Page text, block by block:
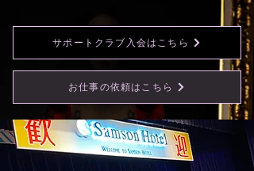
お仕事の依頼はこちら
サポートクラブ入会はこちら